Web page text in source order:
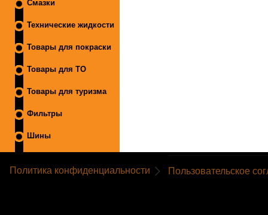
Смазки
Технические жидкости
Товары для покраски
Товары для ТО
Товары для туризма
Фильтры
Шины
Политика конфиденциальности Пользовательское